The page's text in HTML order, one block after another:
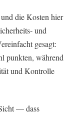
und die Kosten hier
und
gesagt:
punkten, während
und Kontrolle
— dass